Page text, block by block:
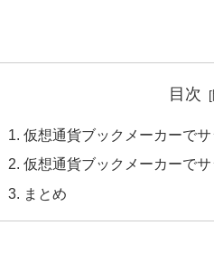
目次
仮想通貨ブックメーカーで
仮想通貨ブックメーカーで
まとめ